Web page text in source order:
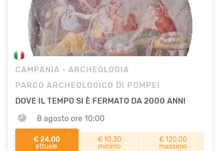
CAMPANIA • ARCHEOLOGIA
PARCO ARCHEOLOGICO DI POMPEI
DOVE IL TEMPO SI È FERMATO DA 2000 ANNI
8 agosto ore 10:00
€ 24,00
attuale
€ 10,30
minimo
€ 120,00
massimo